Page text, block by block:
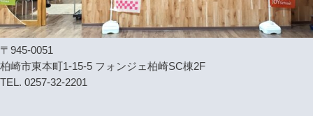
〒945-0051
柏崎市東本町1-15-5 フォンジェ柏崎SC棟2F
TEL. 0257-32-2201